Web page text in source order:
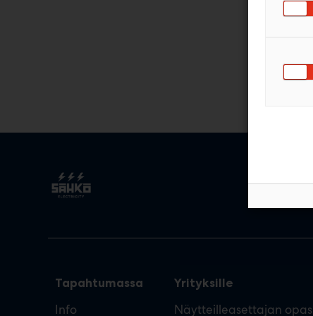
Tapahtumassa
Info
Yrityksille
Näytteilleasettajan opas